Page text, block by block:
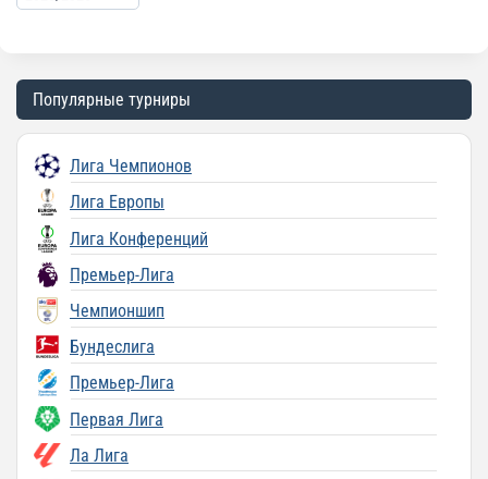
Популярные турниры
Лига Чемпионов
Лига Европы
Лига Конференций
Премьер-Лига
Чемпионшип
Бундеслига
Премьер-Лига
Первая Лига
Ла Лига